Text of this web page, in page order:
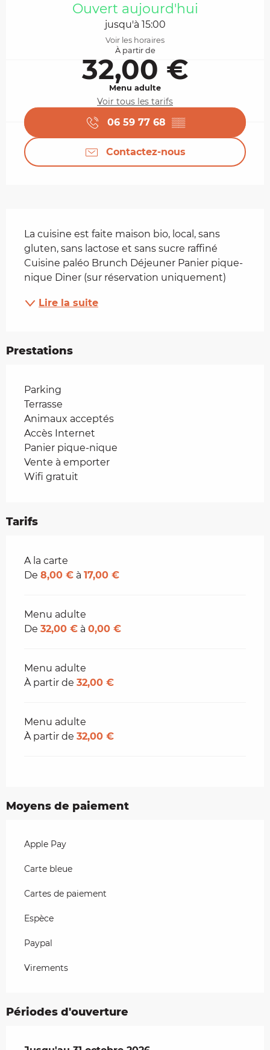
Ouvert aujourd'hui
jusqu'à 15:00
Voir les horaires
À partir de
32,00 €
Menu adulte
Voir tous les tarifs
06 59 77 68 ▒▒
Contactez-nous
La cuisine est faite maison bio, local, sans
gluten, sans lactose et sans sucre raffiné
Cuisine paléo Brunch Déjeuner Panier pique-
nique Diner (sur réservation uniquement)
Lire la suite
Prestations
Parking
Terrasse
Animaux acceptés
Accès Internet
Panier pique-nique
Vente à emporter
Wifi gratuit
Tarifs
Tarifs 2026
A la carte
De 8,00 € à 17,00 €
Menu adulte
De 32,00 € à 0,00 €
Menu adulte
À partir de 32,00 €
Menu adulte
À partir de 32,00 €
Moyens de paiement
Apple Pay
Carte bleue
Cartes de paiement
Espèce
Paypal
Virements
Périodes d'ouverture